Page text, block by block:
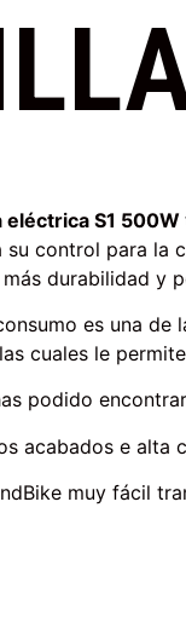
eléctricaS1 500W
su control para la
durabilidad y
es una
cuales le
podido encontrar
acabados e alta
muy fácil